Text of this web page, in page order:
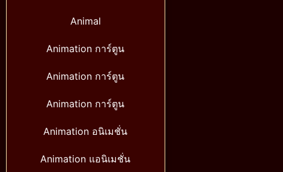
Animal
Animation การ์ตูน
Animation การ์ตูน
Animation การ์ตูน
Animation อนิเมชั่น
Animation แอนิเมชั่น